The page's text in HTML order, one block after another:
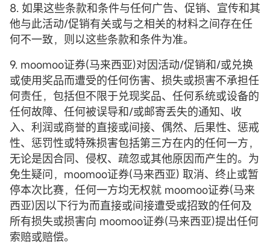
8. 如果这些条款和条件与任何广告、促销、宣传和其
他与此活动/促销有关或与之相关的材料之间存在任
何不一致，则以这些条款和条件为准。
9. moomoo证券(马来西亚)对因活动/促销和/或兑换
或使用奖品而遭受的任何伤害、损失或损害不承担任
何责任，包括但不限于兑现奖品、任何系统或设备的
任何故障、任何被误导和/或邮寄丢失的通知、收
入、利润或商誉的直接或间接、偶然、后果性、惩戒
性、惩罚性或特殊损害包括第三方在内的任何一方，
无论是因合同、侵权、疏忽或其他原因而产生的。为
免生疑问，moomoo证券(马来西亚) 取消、终止或暂
停本次比赛，任何一方均无权就 moomoo证券(马来
西亚)因以下行为而直接或间接遭受或招致的任何及
所有损失或损害向 moomoo证券(马来西亚)提出任何
索赔或赔偿。